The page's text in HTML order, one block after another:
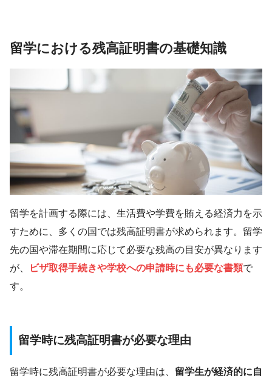
留学における残高証明書の基礎知識
留学を計画する際には、生活費や学費を賄える経済力を示
すために、多くの国では残高証明書が求められます。留学
先の国や滞在期間に応じて必要な残高の目安が異なります
が、
ビザ取得手続きや学校への申請時にも必要な書類で
す。
留学時に残高証明書が必要な理由
留学時に残高証明書が必要な理由は、 留学生が経済的に自